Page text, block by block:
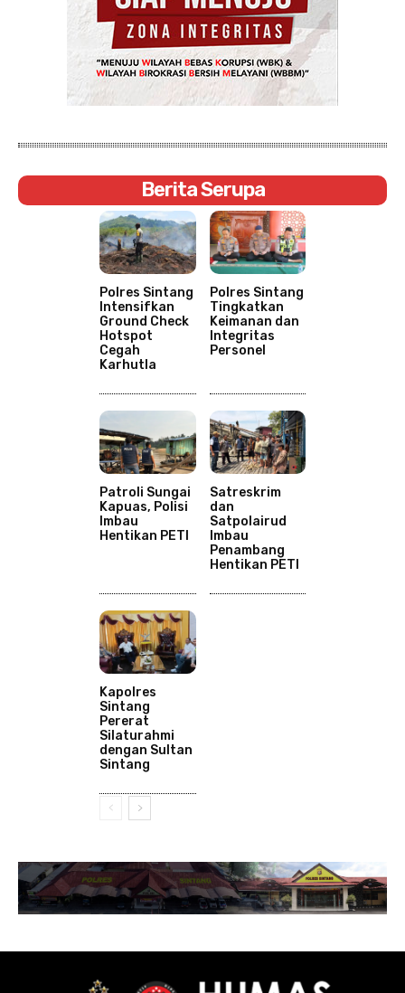
Berita Serupa
Polres Sintang
Intensifkan
Ground Check
Hotspot
Cegah
Karhutla
Polres Sintang
Tingkatkan
Keimanan dan
Integritas
Personel
Patroli Sungai
Kapuas, Polisi
Imbau
Hentikan PETI
Satreskrim
dan
Satpolairud
Imbau
Penambang
Hentikan PETI
Kapolres
Sintang
Pererat
Silaturahmi
dengan Sultan
Sintang